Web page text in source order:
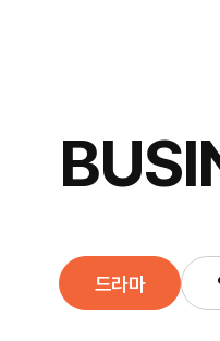
BUSI
드라마